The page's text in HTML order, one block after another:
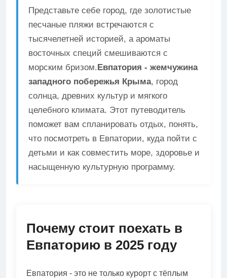
Представьте себе город, где золотистые
песчаные пляжи встречаются с
тысячелетней историей, а ароматы
восточных специй смешиваются с
морским бризом.Евпатория - жемчужина
западного побережья Крыма, город
солнца, древних культур и мягкого
целебного климата. Этот путеводитель
поможет вам спланировать отдых, понять,
что посмотреть в Евпатории, куда пойти с
детьми и как совместить море, здоровье и
насыщенную культурную программу.
Почему стоит поехать в
Евпаторию в 2025 году
Евпатория - это не только курорт с тёплым